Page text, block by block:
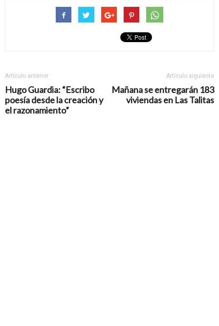
Artículo anterior
Hugo Guardia: “Escribo
poesía desde la creación y
el razonamiento”
Artículo siguiente
Mañana se entregarán 183
viviendas en Las Talitas